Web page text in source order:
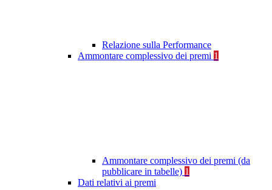
Relazione sulla Performance
Ammontare complessivo dei premi 1
Ammontare complessivo dei premi (da
pubblicare in tabelle) 1
Dati relativi ai premi